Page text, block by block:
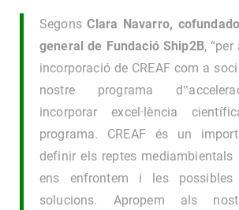
SegonsClara Navarro,
general de Fundació Ship2B,
incorporació de CREAF com a
nostre programa
incorporar excel·lència
programa. CREAF és un
definir els reptes mediambientals
ens enfrontem i les possibles
solucions. Apropem als